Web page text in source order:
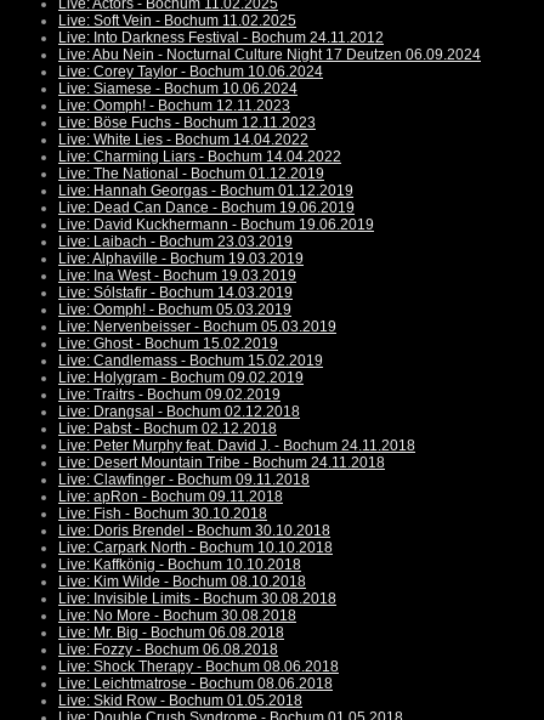
Live: Actors - Bochum 11.02.2025
Live: Soft Vein - Bochum 11.02.2025
Live: Into Darkness Festival - Bochum 24.11.2012
Live: Abu Nein - Nocturnal Culture Night 17 Deutzen 06.09.2024
Live: Corey Taylor - Bochum 10.06.2024
Live: Siamese - Bochum 10.06.2024
Live: Oomph! - Bochum 12.11.2023
Live: Böse Fuchs - Bochum 12.11.2023
Live: White Lies - Bochum 14.04.2022
Live: Charming Liars - Bochum 14.04.2022
Live: The National - Bochum 01.12.2019
Live: Hannah Georgas - Bochum 01.12.2019
Live: Dead Can Dance - Bochum 19.06.2019
Live: David Kuckhermann - Bochum 19.06.2019
Live: Laibach - Bochum 23.03.2019
Live: Alphaville - Bochum 19.03.2019
Live: Ina West - Bochum 19.03.2019
Live: Sólstafir - Bochum 14.03.2019
Live: Oomph! - Bochum 05.03.2019
Live: Nervenbeisser - Bochum 05.03.2019
Live: Ghost - Bochum 15.02.2019
Live: Candlemass - Bochum 15.02.2019
Live: Holygram - Bochum 09.02.2019
Live: Traitrs - Bochum 09.02.2019
Live: Drangsal - Bochum 02.12.2018
Live: Pabst - Bochum 02.12.2018
Live: Peter Murphy feat. David J. - Bochum 24.11.2018
Live: Desert Mountain Tribe - Bochum 24.11.2018
Live: Clawfinger - Bochum 09.11.2018
Live: apRon - Bochum 09.11.2018
Live: Fish - Bochum 30.10.2018
Live: Doris Brendel - Bochum 30.10.2018
Live: Carpark North - Bochum 10.10.2018
Live: Kaffkönig - Bochum 10.10.2018
Live: Kim Wilde - Bochum 08.10.2018
Live: Invisible Limits - Bochum 30.08.2018
Live: No More - Bochum 30.08.2018
Live: Mr. Big - Bochum 06.08.2018
Live: Fozzy - Bochum 06.08.2018
Live: Shock Therapy - Bochum 08.06.2018
Live: Leichtmatrose - Bochum 08.06.2018
Live: Skid Row - Bochum 01.05.2018